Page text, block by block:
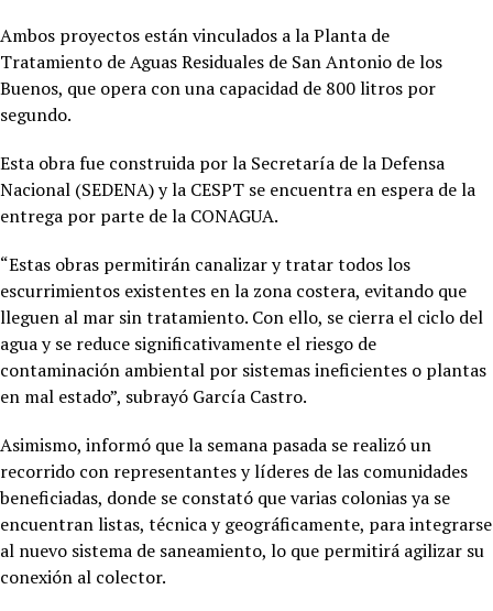
Ambos proyectos están vinculados a la Planta de
Tratamiento de Aguas Residuales de San Antonio de los
Buenos, que opera con una capacidad de 800 litros por
segundo.
Esta obra fue construida por la Secretaría de la Defensa
Nacional (SEDENA) y la CESPT se encuentra en espera de la
entrega por parte de la CONAGUA.
“Estas obras permitirán canalizar y tratar todos los
escurrimientos existentes en la zona costera, evitando que
lleguen al mar sin tratamiento. Con ello, se cierra el ciclo del
agua y se reduce significativamente el riesgo de
contaminación ambiental por sistemas ineficientes o plantas
en mal estado”, subrayó García Castro.
Asimismo, informó que la semana pasada se realizó un
recorrido con representantes y líderes de las comunidades
beneficiadas, donde se constató que varias colonias ya se
encuentran listas, técnica y geográficamente, para integrarse
al nuevo sistema de saneamiento, lo que permitirá agilizar su
conexión al colector.